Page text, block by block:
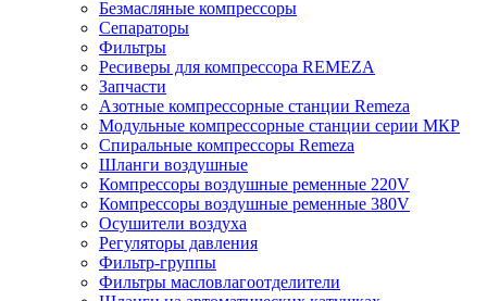
Безмасляные компрессоры
Сепараторы
Фильтры
Ресиверы для компрессора REMEZA
Запчасти
Азотные компрессорные станции Remeza
Модульные компрессорные станции серии МКР
Спиральные компрессоры Remeza
Шланги воздушные
Компрессоры воздушные ременные 220V
Компрессоры воздушные ременные 380V
Осушители воздуха
Регуляторы давления
Фильтр-группы
Фильтры масловлагоотделители